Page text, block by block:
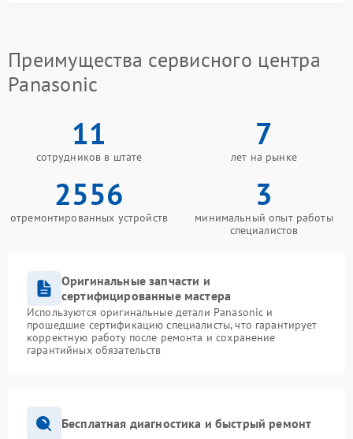
Преимущества сервисного центра
Panasonic
11
сотрудников в штате
7
лет на рынке
2556
отремонтированных устройств
3
минимальный опыт работы
специалистов
Оригинальные запчасти и
сертифицированные мастера
Используются оригинальные детали Panasonic и
прошедшие сертификацию специалисты, что гарантирует
корректную работу после ремонта и сохранение
гарантийных обязательств
Бесплатная диагностика и быстрый ремонт